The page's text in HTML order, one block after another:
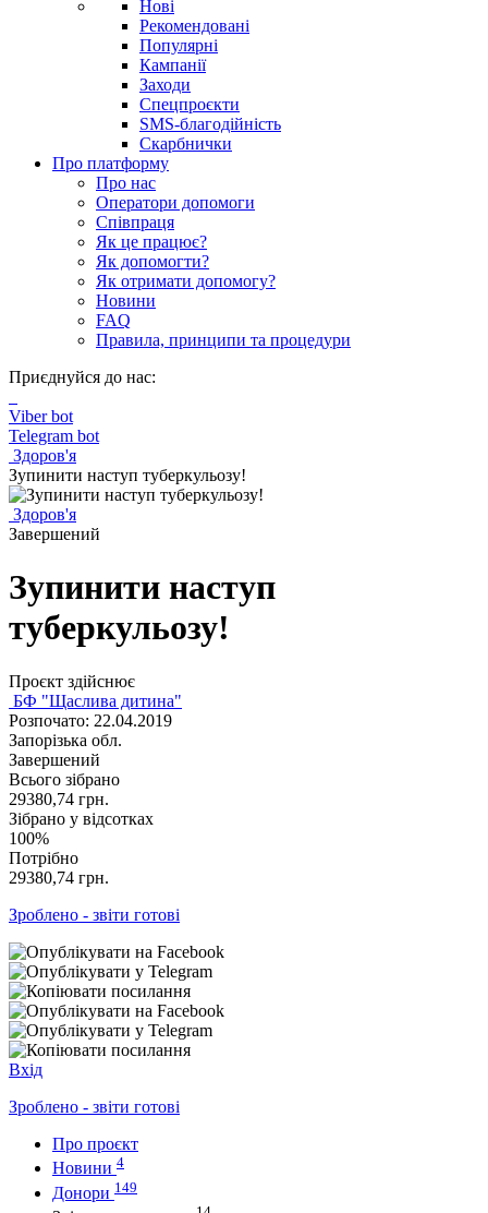
Нові
Рекомендовані
Популярні
Кампанії
Заходи
Спецпроєкти
SMS-благодійність
Скарбнички
Про платформу
Про нас
Оператори допомоги
Співпраця
Як це працює?
Як допомогти?
Як отримати допомогу?
Новини
FAQ
Правила, принципи та процедури
Приєднуйся до нас:
Viber bot
Telegram bot
Здоров'я
Зупинити наступ туберкульозу!
Здоров'я
Завершений
Зупинити наступ
туберкульозу!
Проєкт здійснює
БФ "Щаслива дитина"
Розпочато: 22.04.2019
Запорізька обл.
Завершений
Всього зібрано
29380,74 грн.
Зібрано у відсотках
100%
Потрібно
29380,74 грн.
Зроблено - звіти готові
Вхід
Зроблено - звіти готові
Про проєкт
Новини 4
Донори 149